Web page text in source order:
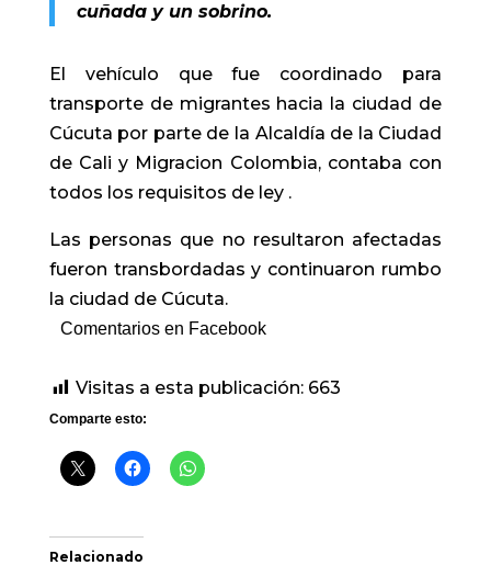
cuñada y un sobrino.
El vehículo que fue coordinado para
transporte de migrantes hacia la ciudad de
Cúcuta por parte de la Alcaldía de la Ciudad
de Cali y Migracion Colombia, contaba con
todos los requisitos de ley .
Las personas que no resultaron afectadas
fueron transbordadas y continuaron rumbo
la ciudad de Cúcuta.
Comentarios en Facebook
Visitas a esta publicación: 663
Comparte esto:
Relacionado